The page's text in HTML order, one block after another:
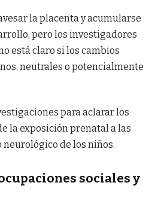
la placenta y acumularse
pero los investigadores
está claro si los cambios
neutrales o potencialmente
para aclarar los
la exposición prenatal a las
neurológico de los niños.
sociales y